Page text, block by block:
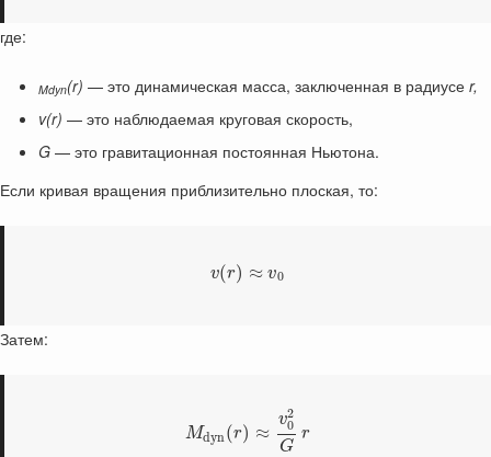
где:
Mdyn(r) — это динамическая масса, заключенная в радиусе r,
v(r) — это наблюдаемая круговая скорость,
G — это гравитационная постоянная Ньютона.
Если кривая вращения приблизительно плоская, то:
v(r) ≈ v0
Затем:
Mdyn (r) ≈
v2
0
G
r